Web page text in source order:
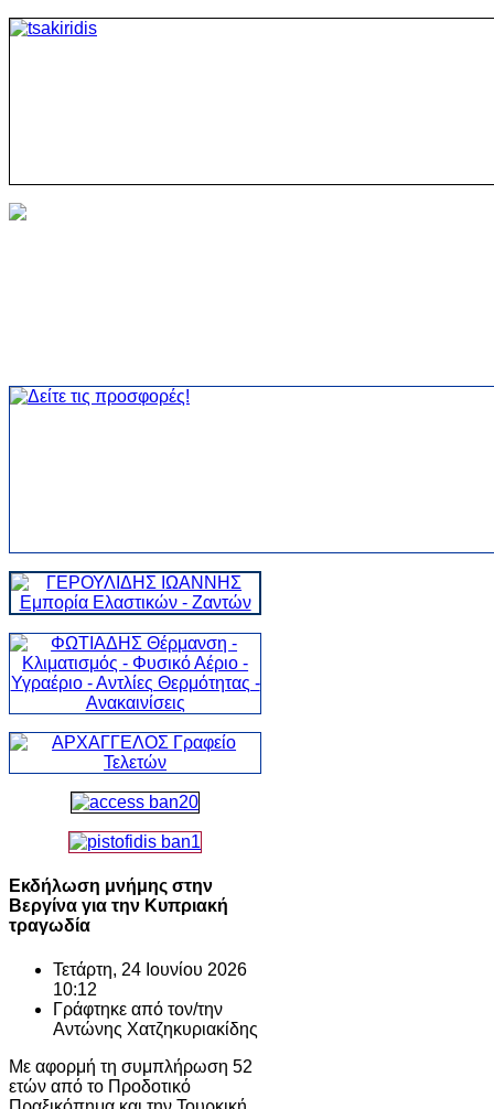
Εκδήλωση μνήμης στην
Βεργίνα για την Κυπριακή
τραγωδία
Τετάρτη, 24 Ιουνίου 2026
10:12
Γράφτηκε από τον/την
Αντώνης Χατζηκυριακίδης
Με αφορμή τη συμπλήρωση 52
ετών από το Προδοτικό